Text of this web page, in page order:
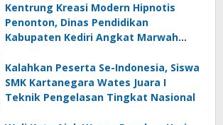
Kentrung Kreasi Modern Hipnotis
Penonton, Dinas Pendidikan
Kabupaten Kediri Angkat Marwah
Kalahkan Peserta Se-Indonesia, Siswa
SMK Kartanegara Wates Juara I
Teknik Pengelasan Tingkat Nasional